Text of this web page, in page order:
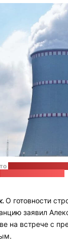
. О готовности
заявил
на встрече с